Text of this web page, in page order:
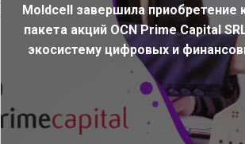
Moldcell завершила приобретение
пакета акций OCN Prime Capital
экосистему цифровых и